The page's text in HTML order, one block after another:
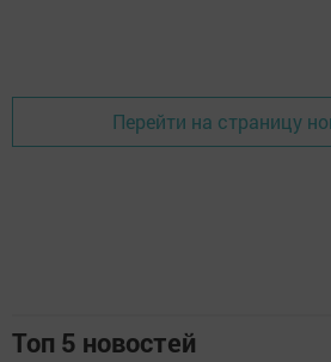
Перейти на страницу
Топ 5 новостей